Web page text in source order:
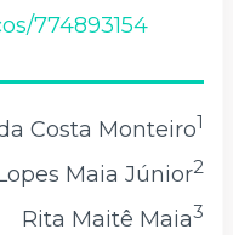
774893154
Costa Monteiro1
Maia Júnior2
Rita Maitê Maia3